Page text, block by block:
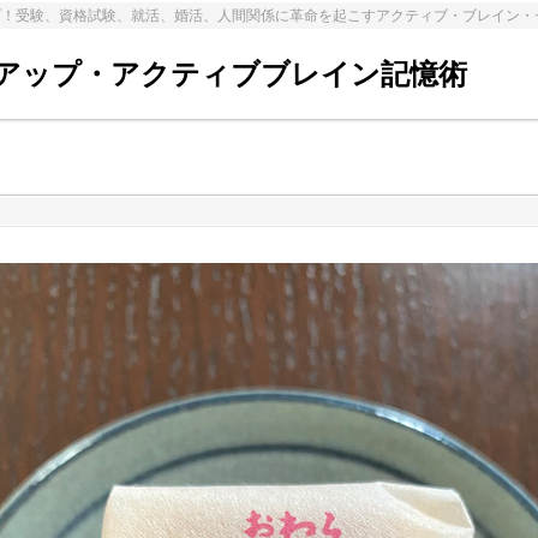
受験、資格試験、就活、婚活、人間関係に革命を起こすアクティブ・ブレイン・
ップ・アクティブブレイン記憶術